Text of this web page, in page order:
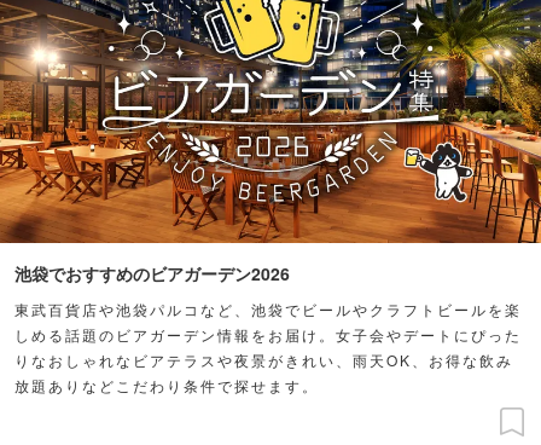
池袋でおすすめのビアガーデン2026
東武百貨店や池袋パルコなど、池袋でビールやクラフトビールを楽
しめる話題のビアガーデン情報をお届け。女子会やデートにぴった
りなおしゃれなビアテラスや夜景がきれい、雨天OK、お得な飲み
放題ありなどこだわり条件で探せます。